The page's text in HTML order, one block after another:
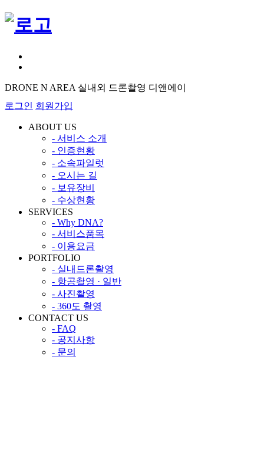
DRONE N AREA 실내외 드론촬영 디앤에이
로그인 회원가입
ABOUT US
- 서비스 소개
- 인증현황
- 소속파일럿
- 오시는 길
- 보유장비
- 수상현황
SERVICES
- Why DNA?
- 서비스품목
- 이용요금
PORTFOLIO
- 실내드론촬영
- 항공촬영 · 일반
- 사진촬영
- 360도 촬영
CONTACT US
- FAQ
- 공지사항
- 문의